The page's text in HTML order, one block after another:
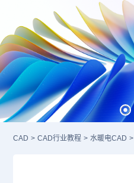
CAD > CAD行业教程 > 水暖电CAD >